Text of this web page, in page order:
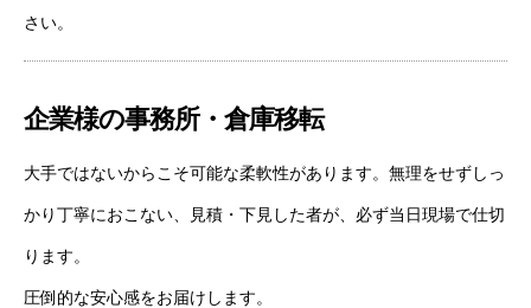
さい。
企業様の事務所・倉庫移転
大手ではないからこそ可能な柔軟性があります。無理をせずしっ
かり丁寧におこない、見積・下見した者が、必ず当日現場で仕切
ります。
圧倒的な安心感をお届けします。